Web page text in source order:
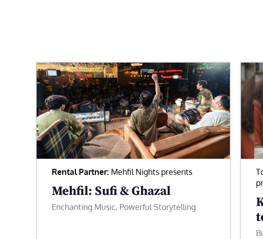
Rental Partner: Mehfil Nights presents
Mehfil: Sufi & Ghazal
Enchanting Music, Powerful Storytelling